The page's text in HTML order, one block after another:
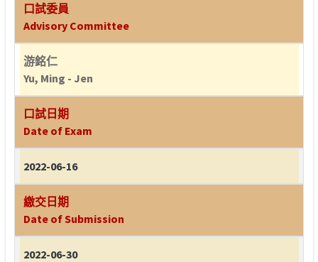
口試委員
Advisory Committee
游銘仁
Yu, Ming - Jen
口試日期
Date of Exam
2022-06-16
繳交日期
Date of Submission
2022-06-30